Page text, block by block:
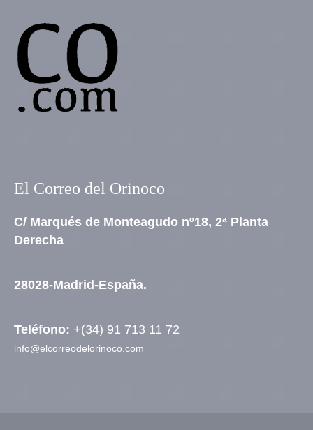
El Correo del Orinoco
C/ Marqués de Monteagudo nº18, 2ª Planta
Derecha
28028-Madrid-España.
Teléfono: +(34) 91 713 11 72
info@elcorreodelorinoco.com